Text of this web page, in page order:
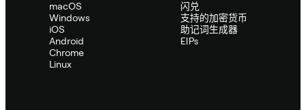
macOS
Windows
iOS
Android
Chrome
Linux
闪兑
支持的加密货币
助记词生成器
EIPs